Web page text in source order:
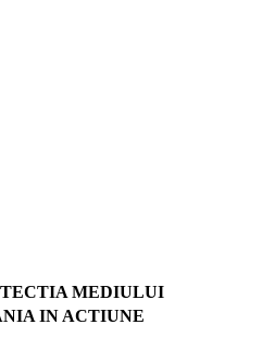
MEDIULUI
IN ACTIUNE